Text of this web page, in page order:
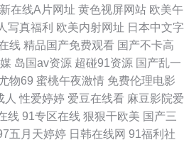
影 人人肏视频 91妻人人爽人人看片 免费成
人人操人人妻 福利导航国产91 一
视频网 韩日色色 91楼胸 久草福利资源站久
经典久久 91乱子国产乱子伦 国产精品理论
在线A片网址 黄色视屏网站 欧美午
写真福利 欧美内射网址 日本中文字
线 精品国产免费观看 国产不卡高
岛国av资源 超碰91资源 国产乱一
物69 蜜桃午夜激情 免费伦理电影
人 性爱婷婷 爱豆在线看 麻豆影院爱
线 91专区在线 狠狠干欧美 国产三
五月天婷婷 日韩在线网 91福利社